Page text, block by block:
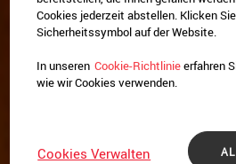
Cookies jederzeit abstellen. Klicken
Sicherheitssymbol auf der Website.
In unseren Cookie-Richtlinieerfahren
wie wir Cookies verwenden.
Cookies Verwalten